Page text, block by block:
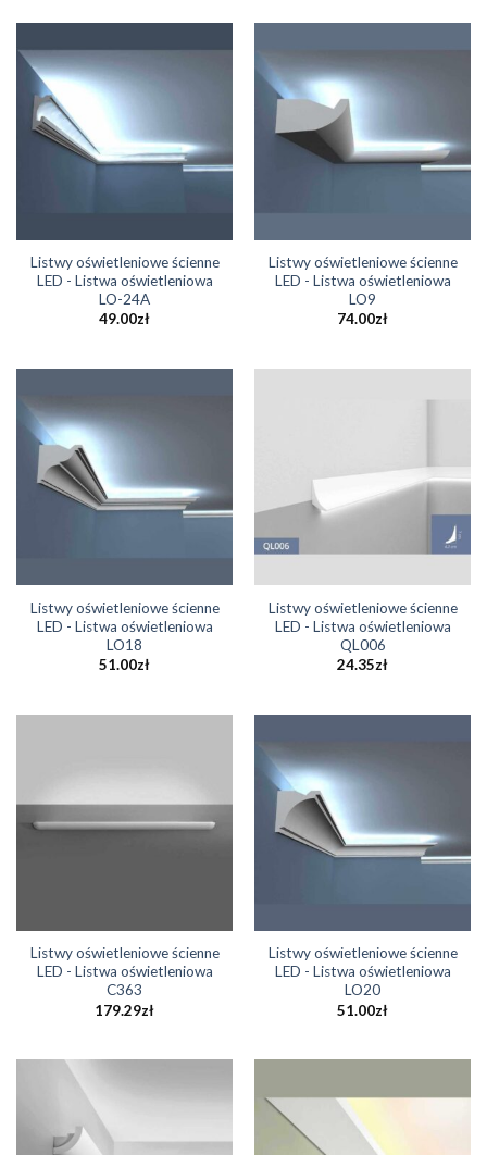
Listwy oświetleniowe ścienne
LED - Listwa oświetleniowa
LO-24A
49.00zł
Listwy oświetleniowe ścienne
LED - Listwa oświetleniowa
LO9
74.00zł
Listwy oświetleniowe ścienne
LED - Listwa oświetleniowa
LO18
51.00zł
Listwy oświetleniowe ścienne
LED - Listwa oświetleniowa
QL006
24.35zł
Listwy oświetleniowe ścienne
LED - Listwa oświetleniowa
C363
179.29zł
Listwy oświetleniowe ścienne
LED - Listwa oświetleniowa
LO20
51.00zł